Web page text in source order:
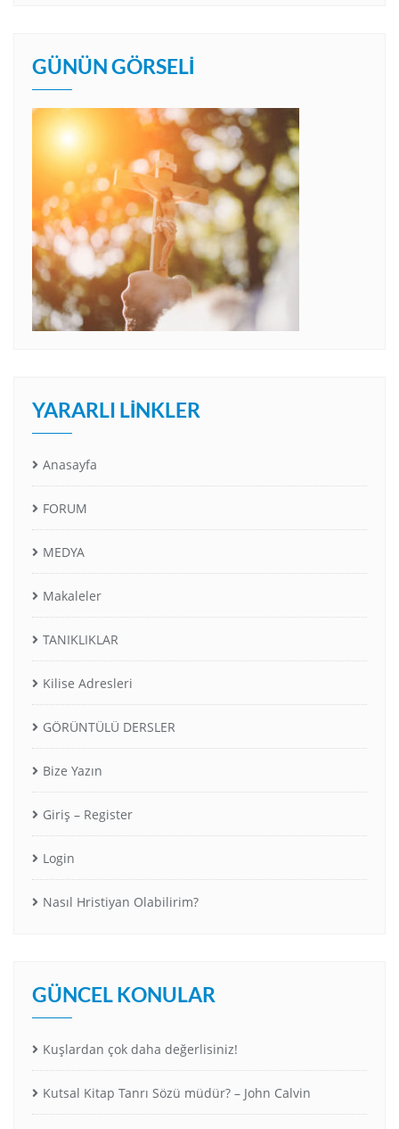
GÜNÜN GÖRSELI
YARARLI LINKLER
Anasayfa
FORUM
MEDYA
Makaleler
TANIKLIKLAR
Kilise Adresleri
GÖRÜNTÜLÜ DERSLER
Bize Yazın
Giriş – Register
Login
Nasıl Hristiyan Olabilirim?
GÜNCEL KONULAR
Kuşlardan çok daha değerlisiniz!
Kutsal Kitap Tanrı Sözü müdür? – John Calvin